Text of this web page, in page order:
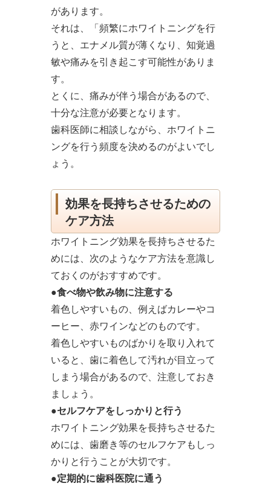
があります。
それは、「頻繁にホワイトニングを行
うと、エナメル質が薄くなり、知覚過
敏や痛みを引き起こす可能性がありま
す。
とくに、痛みが伴う場合があるので、
十分な注意が必要となります。
歯科医師に相談しながら、ホワイトニ
ングを行う頻度を決めるのがよいでし
ょう。
効果を長持ちさせるための
ケア方法
ホワイトニング効果を長持ちさせるた
めには、次のようなケア方法を意識し
ておくのがおすすめです。
●食べ物や飲み物に注意する
着色しやすいもの、例えばカレーやコ
ーヒー、赤ワインなどのものです。
着色しやすいものばかりを取り入れて
いると、歯に着色して汚れが目立って
しまう場合があるので、注意しておき
ましょう。
●セルフケアをしっかりと行う
ホワイトニング効果を長持ちさせるた
めには、歯磨き等のセルフケアもしっ
かりと行うことが大切です。
●定期的に歯科医院に通う